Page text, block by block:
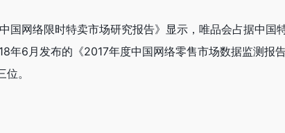
国网络限时特卖市场研究报告》显示，唯品会占据中国
年6月发布的《2017年度中国网络零售市场数据监测报
。